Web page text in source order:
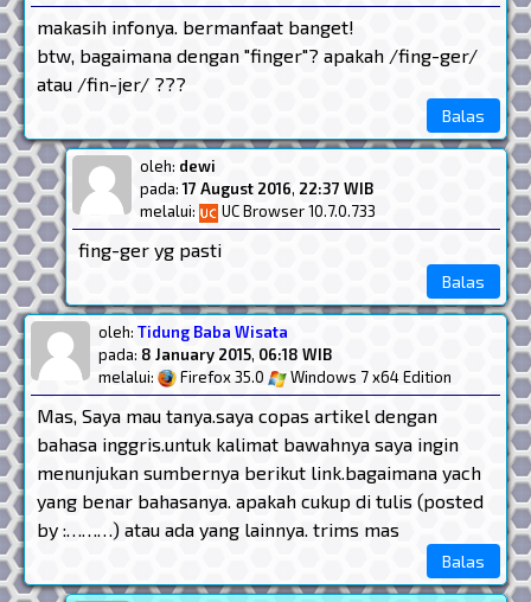
makasih infonya. bermanfaat banget!
btw, bagaimana dengan "finger"? apakah /fing-ger/
atau /fin-jer/ ???
Balas
oleh: dewi
pada:17 August 2016, 22:37 WIB
melalui:
UC Browser 10.7.0.733
fing-ger yg pasti
Balas
oleh: Tidung Baba Wisata
pada: 8 January 2015, 06:18 WIB
melalui:
Firefox 35.0 Windows 7 x64 Edition
Mas, Saya mau tanya.saya copas artikel dengan
bahasa inggris.untuk kalimat bawahnya saya ingin
menunjukan sumbernya berikut link.bagaimana yach
yang benar bahasanya. apakah cukup di tulis (posted
by :………) atau ada yang lainnya. trims mas
Balas